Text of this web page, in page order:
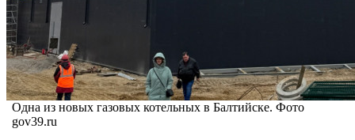
Одна из новых газовых котельных в Балтийске. Фото
gov39.ru